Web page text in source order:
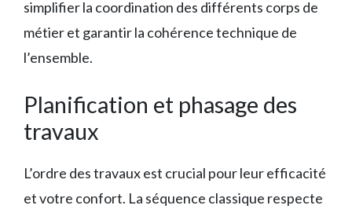
simplifier la coordination des différents corps de
métier et garantir la cohérence technique de
l’ensemble.
Planification et phasage des
travaux
L’ordre des travaux est crucial pour leur efficacité
et votre confort. La séquence classique respecte